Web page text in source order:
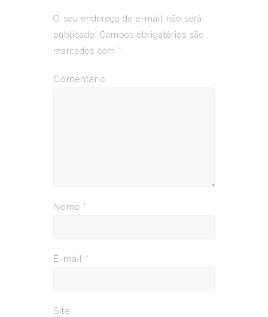
O seu endereço de e-mail não será
publicado.
Campos obrigatórios são
marcados com *
Comentário
Nome *
E-mail *
Site